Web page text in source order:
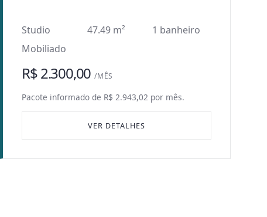
Studio 47.49 m²
1 banheiro
Mobiliado
R$ 2.300,00 /MÊS
Pacote informado de R$ 2.943,02 por mês.
VER DETALHES